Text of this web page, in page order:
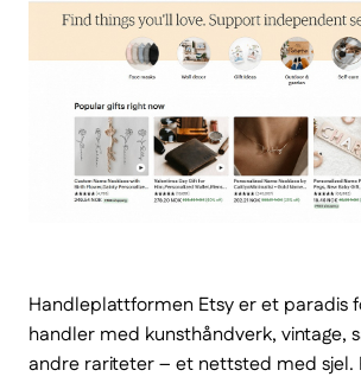
Handleplattformen Etsy er et paradis
handler med kunsthåndverk, vintage,
andre rariteter – et nettsted med sjel.